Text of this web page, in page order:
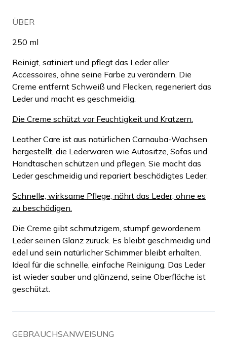
ÜBER
250 ml
Reinigt, satiniert und pflegt das Leder aller
Accessoires, ohne seine Farbe zu verändern. Die
Creme entfernt Schweiß und Flecken, regeneriert das
Leder und macht es geschmeidig.
Die Creme schützt vor Feuchtigkeit und Kratzern.
Leather Care ist aus natürlichen Carnauba-Wachsen
hergestellt, die Lederwaren wie Autositze, Sofas und
Handtaschen schützen und pflegen. Sie macht das
Leder geschmeidig und repariert beschädigtes Leder.
Schnelle, wirksame Pflege, nährt das Leder, ohne es
zu beschädigen.
Die Creme gibt schmutzigem, stumpf gewordenem
Leder seinen Glanz zurück. Es bleibt geschmeidig und
edel und sein natürlicher Schimmer bleibt erhalten.
Ideal für die schnelle, einfache Reinigung. Das Leder
ist wieder sauber und glänzend, seine Oberfläche ist
geschützt.
GEBRAUCHSANWEISUNG